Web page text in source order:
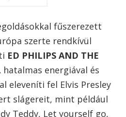
fűszerezett
szerte rendkívül
ED PHILIPS AND THE
hatalmas energiával és
eleveníti fel Elvis Presley
slágereit, mint például
Teddy, Let yourself go,